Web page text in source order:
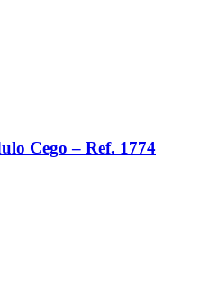
Cego – Ref. 1774